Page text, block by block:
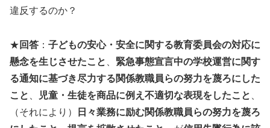
違反するのか？
★ 回答 ： 子どもの安心・安全に関する教育委員会の対応に
懸念を生じさせたこと
緊急事態宣言中の学校運営に関す
る通知に基づき尽力する関係教職員らの努力を蔑ろにした
こと
児童・生徒を商品に例え不適切な表現をしたこと
（それにより）
日々業務に励む関係教職員らの努力を蔑ろ